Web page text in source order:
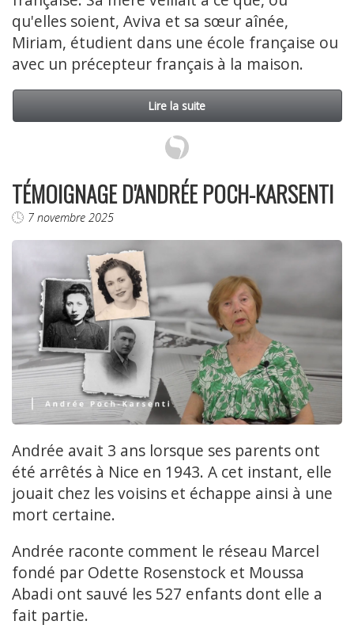
qu'elles soient, Aviva et sa sœur aînée,
Miriam, étudient dans une école française ou
avec un précepteur français à la maison.
Lire la suite
TÉMOIGNAGE D'ANDRÉE POCH-KARSENTI
7 novembre 2025
Andrée avait 3 ans lorsque ses parents ont
été arrêtés à Nice en 1943. A cet instant, elle
jouait chez les voisins et échappe ainsi à une
mort certaine.
Andrée raconte comment le réseau Marcel
fondé par Odette Rosenstock et Moussa
Abadi ont sauvé les 527 enfants dont elle a
fait partie.